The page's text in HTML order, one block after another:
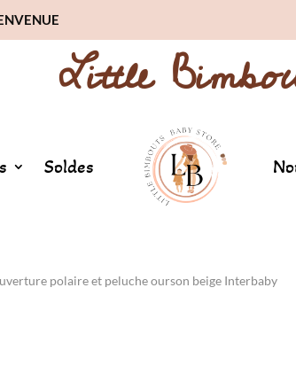
Little
Soldes
polaire et peluche ourson beige Interbaby